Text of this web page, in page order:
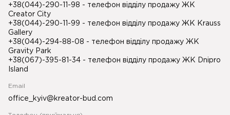
+38(044)-290-11-98 - телефон відділу продажу ЖК
Creator City
+38(044)-290-11-99 - телефон відділу продажу ЖК Krauss
Gallery
+38(044)-294-88-08 - телефон відділу продажу ЖК
Gravity Park
+38(067)-395-81-34 - телефон відділу продажу ЖК Dnipro
Island
Email
office_kyiv@kreator-bud.com